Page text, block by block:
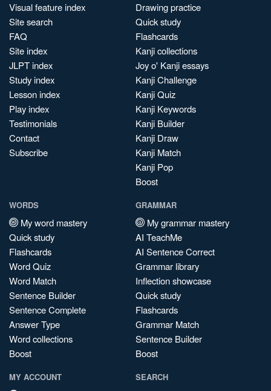
Visual feature index
Site search
FAQ
Site index
JLPT index
Study index
Lesson index
Play index
Testimonials
Contact
Subscribe
Drawing practice
Quick study
Flashcards
Kanji collections
Joy o' Kanji essays
Kanji Challenge
Kanji Quiz
Kanji Keywords
Kanji Builder
Kanji Draw
Kanji Match
Kanji Pop
Boost
WORDS
My word mastery
Quick study
Flashcards
Word Quiz
Word Match
Sentence Builder
Sentence Complete
Answer Type
Word collections
Boost
GRAMMAR
My grammar mastery
AI TeachMe
AI Sentence Correct
Grammar library
Inflection showcase
Quick study
Flashcards
Grammar Match
Sentence Builder
Boost
MY ACCOUNT SEARCH